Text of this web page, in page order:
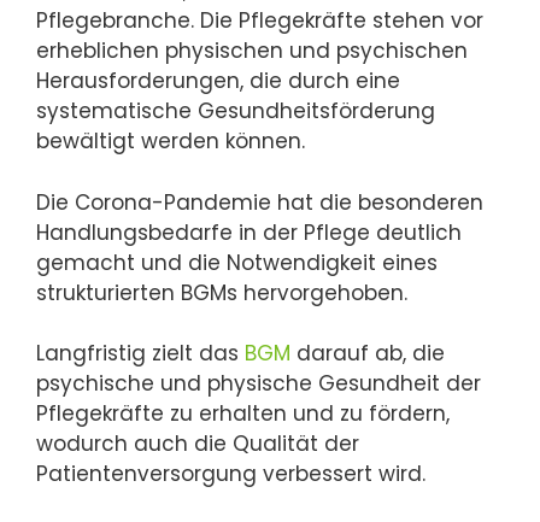
Pflegebranche. Die Pflegekräfte stehen vor
erheblichen physischen und psychischen
Herausforderungen, die durch eine
systematische Gesundheitsförderung
bewältigt werden können.
Die Corona-Pandemie hat die besonderen
Handlungsbedarfe in der Pflege deutlich
gemacht und die Notwendigkeit eines
strukturierten BGMs hervorgehoben.
Langfristig zielt das BGM darauf ab, die
psychische und physische Gesundheit der
Pflegekräfte zu erhalten und zu fördern,
wodurch auch die Qualität der
Patientenversorgung verbessert wird.